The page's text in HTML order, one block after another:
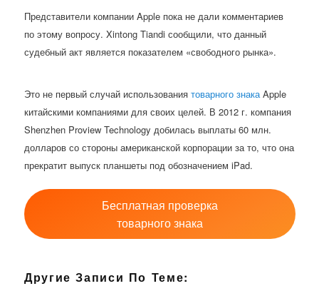
Представители компании Apple пока не дали комментариев
по этому вопросу. Xintong Tiandi сообщили, что данный
судебный акт является показателем «свободного рынка».
Это не первый случай использованиятоварного знака Apple
китайскими компаниями для своих целей. В 2012 г. компания
Shenzhen Proview Technology добилась выплаты 60 млн.
долларов со стороны американской корпорации за то, что она
прекратит выпуск планшеты под обозначением iPad.
Бесплатная проверка
товарного знака
Другие Записи По Теме: